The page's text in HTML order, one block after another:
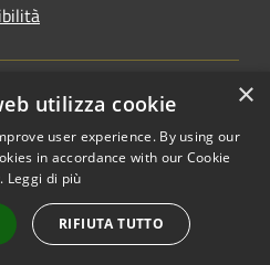
Copyright © 2026 • Comune di
Monchio delle Corti • Powered
byMunicipium
redazione
×
utilizza cookie
user experience. By using our
in accordance with our Cookie
Leggi di più
RIFIUTA TUTTO